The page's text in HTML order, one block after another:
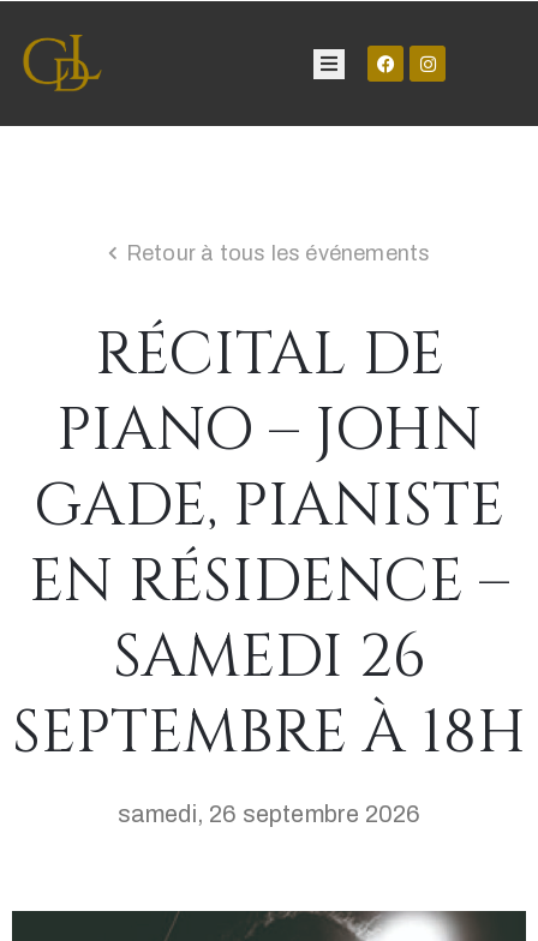
Manifestations
Contact
Retour à tous les événements
RÉCITAL DE
PIANO – JOHN
GADE, PIANISTE
EN RÉSIDENCE –
SAMEDI 26
SEPTEMBRE À 18H
samedi, 26 septembre 2026